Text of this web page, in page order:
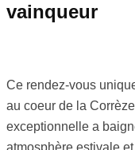
vainqueur
Ce rendez-vous
au coeur de la
exceptionnelle a
atmosphère estivale